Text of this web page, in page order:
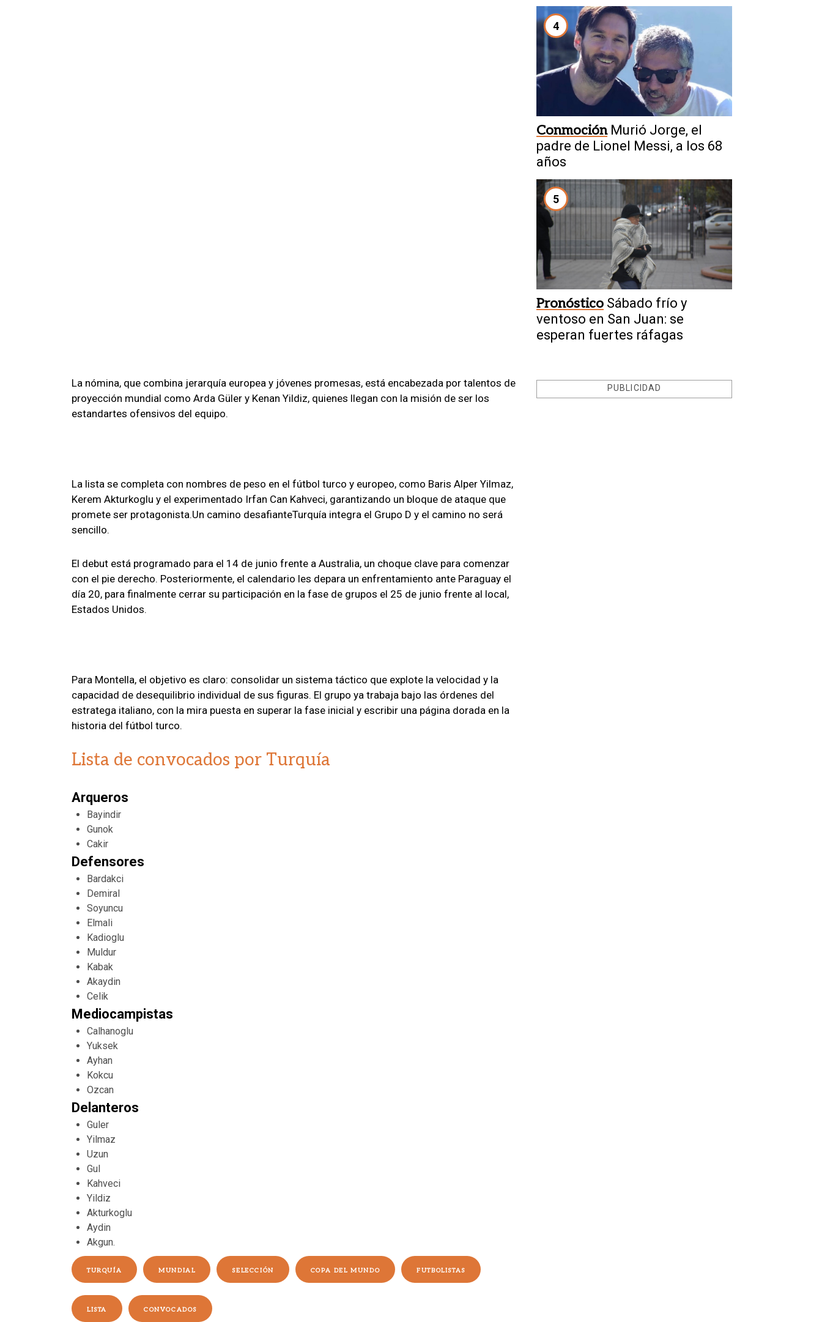
La nómina, que combina jerarquía europea y jóvenes promesas, está encabezada por talentos de
proyección mundial como Arda Güler y Kenan Yildiz, quienes llegan con la misión de ser los
estandartes ofensivos del equipo.
La lista se completa con nombres de peso en el fútbol turco y europeo, como Baris Alper Yilmaz,
Kerem Akturkoglu y el experimentado Irfan Can Kahveci, garantizando un bloque de ataque que
promete ser protagonista.Un camino desafianteTurquía integra el Grupo D y el camino no será
sencillo.
El debut está programado para el 14 de junio frente a Australia, un choque clave para comenzar
con el pie derecho. Posteriormente, el calendario les depara un enfrentamiento ante Paraguay el
día 20, para finalmente cerrar su participación en la fase de grupos el 25 de junio frente al local,
Estados Unidos.
Para Montella, el objetivo es claro: consolidar un sistema táctico que explote la velocidad y la
capacidad de desequilibrio individual de sus figuras. El grupo ya trabaja bajo las órdenes del
estratega italiano, con la mira puesta en superar la fase inicial y escribir una página dorada en la
historia del fútbol turco.
Lista de convocados por Turquía
Arqueros
Bayindir
Gunok
Cakir
Defensores
Bardakci
Demiral
Soyuncu
Elmali
Kadioglu
Muldur
Kabak
Akaydin
Celik
Mediocampistas
Calhanoglu
Yuksek
Ayhan
Kokcu
Ozcan
Delanteros
Guler
Yilmaz
Uzun
Gul
Kahveci
Yildiz
Akturkoglu
Aydin
Akgun.
TURQUÍA MUNDIAL SELECCIÓN COPA DEL MUNDO FUTBOLISTAS
LISTA CONVOCADOS
4
Conmoción Murió Jorge, el
padre de Lionel Messi, a los 68
años
5
Pronóstico Sábado frío y
ventoso en San Juan: se
esperan fuertes ráfagas
PUBLICIDAD